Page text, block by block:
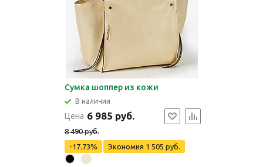
Сумка шоппер из кожи
В наличии
Цена 6 985 руб.
8 490 руб.
-17.73%
Экономия 1 505 руб.